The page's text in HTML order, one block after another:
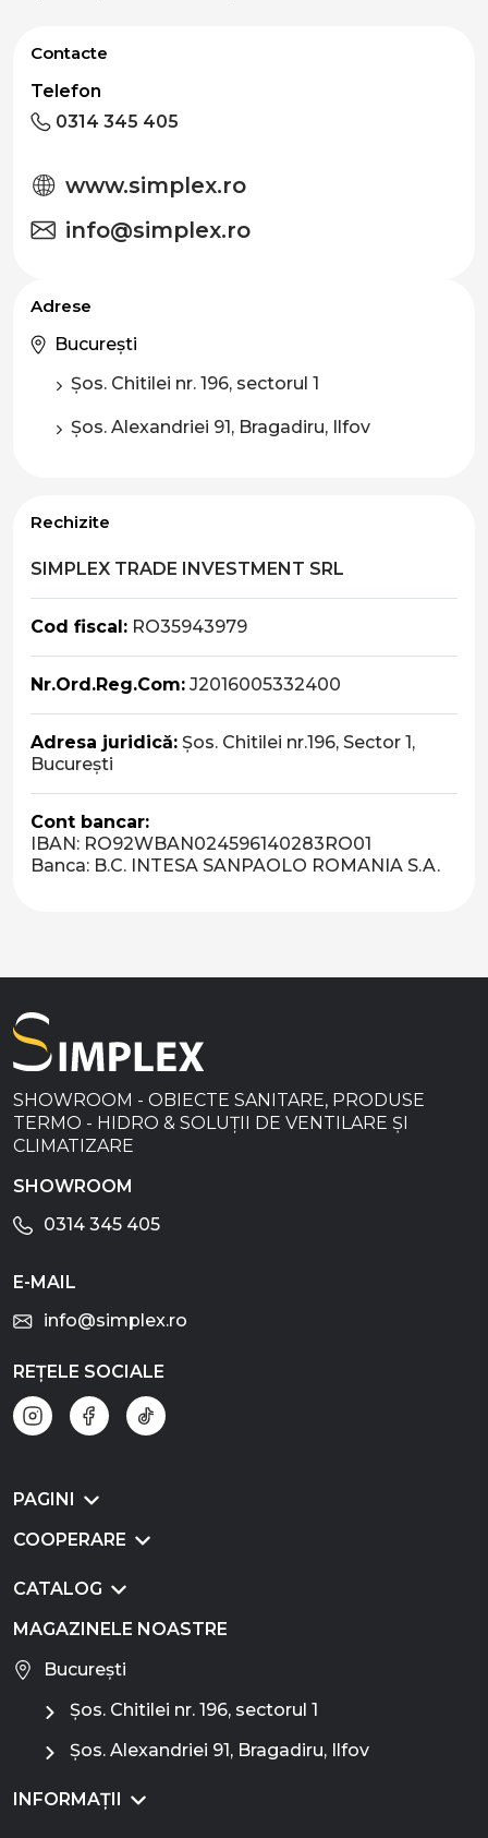
Rechizite
SIMPLEX TRADE INVESTMENT SRL
Cod fiscal: RO35943979
Nr.Ord.Reg.Com: J2016005332400
Adresa juridică: Șos. Chitilei nr.196, Sector 1,
București
Cont bancar:
IBAN: RO92WBAN024596140283RO01
Banca: B.C. INTESA SANPAOLO ROMANIA S.A.
Contacte
Telefon
0314 345 405
www.simplex.ro
info@simplex.ro
Adrese
București
Șos. Chitilei nr. 196, sectorul 1
Șos. Alexandriei 91, Bragadiru, Ilfov
SHOWROOM - OBIECTE SANITARE, PRODUSE
TERMO - HIDRO & SOLUȚII DE VENTILARE ȘI
CLIMATIZARE
SHOWROOM
0314 345 405
E-MAIL
info@simplex.ro
REȚELE SOCIALE
PAGINI
COOPERARE
CATALOG
MAGAZINELE NOASTRE
București
Șos. Chitilei nr. 196, sectorul 1
Șos. Alexandriei 91, Bragadiru, Ilfov
INFORMAȚII